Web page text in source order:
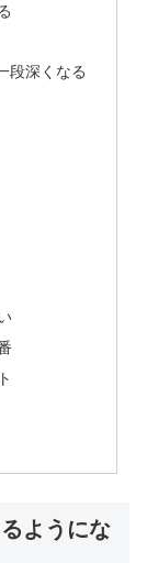
段深くなる
ようにな